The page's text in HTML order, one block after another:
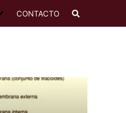
CONTACTO